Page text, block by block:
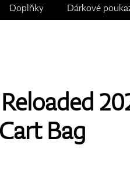
Doplňky Dárkové
Bag